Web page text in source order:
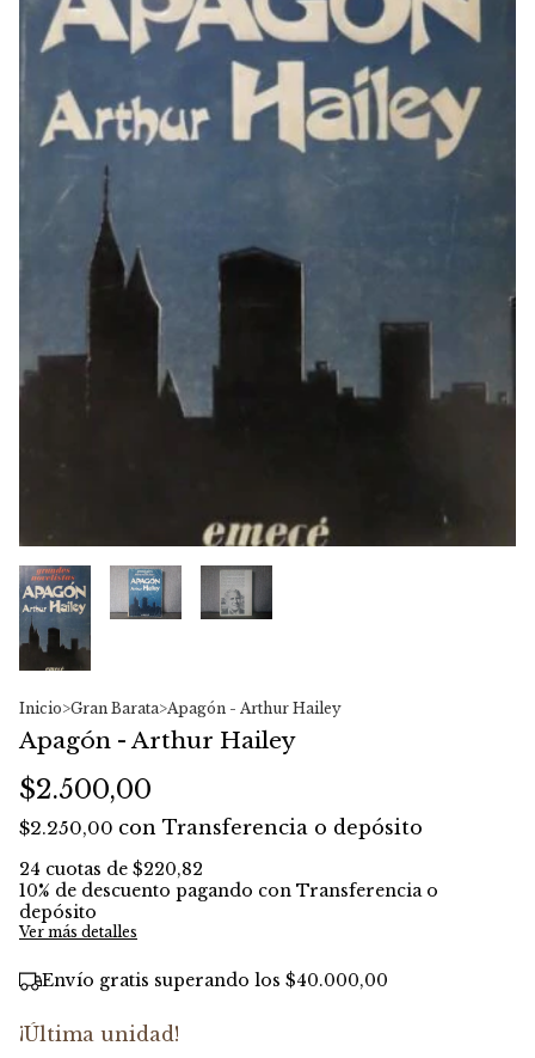
Inicio>Gran Barata>Apagón - Arthur Hailey
Apagón - Arthur Hailey
$2.500,00
$2.250,00 con Transferencia o depósito
24 cuotas de $220,82
10% de descuento pagando con Transferencia o
depósito
Ver más detalles
Envío gratis superando los $40.000,00
¡Última unidad!